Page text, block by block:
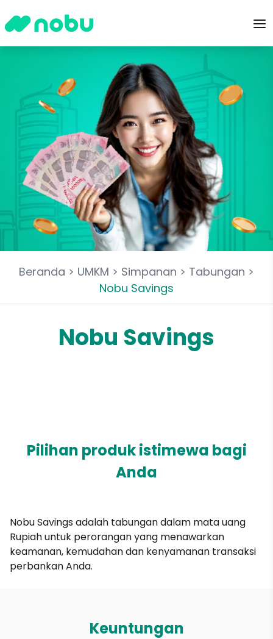
Beranda > UMKM > Simpanan > Tabungan >
Nobu Savings
Nobu Savings
Pilihan produk istimewa bagi
Anda
Nobu Savings adalah tabungan dalam mata uang
Rupiah untuk perorangan yang menawarkan
keamanan, kemudahan dan kenyamanan transaksi
perbankan Anda.
Keuntungan